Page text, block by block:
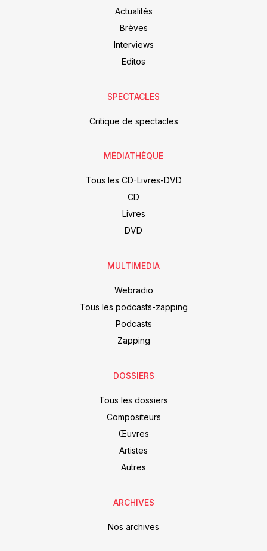
Actualités
Brèves
Interviews
Editos
SPECTACLES
Critique de spectacles
MÉDIATHÈQUE
Tous les CD-Livres-DVD
CD
Livres
DVD
MULTIMEDIA
Webradio
Tous les podcasts-zapping
Podcasts
Zapping
DOSSIERS
Tous les dossiers
Compositeurs
Œuvres
Artistes
Autres
ARCHIVES
Nos archives